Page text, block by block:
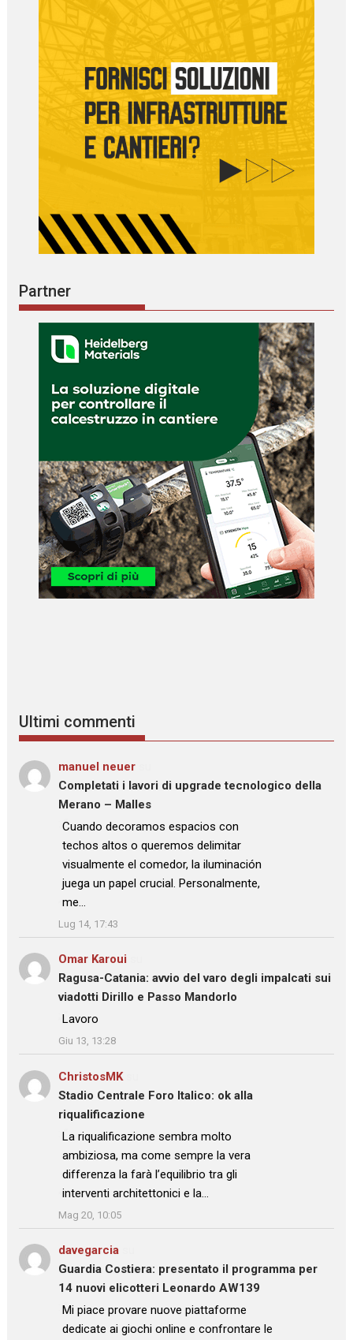
Partner
Ultimi commenti
manuel neuer
Completati i lavori di upgrade tecnologico della
Merano – Malles
: “
Cuando decoramos espacios con
techos altos o queremos delimitar
visualmente el comedor, la iluminación
juega un papel crucial. Personalmente,
me…
”
Lug 14, 17:43
Omar Karoui
Ragusa-Catania: avvio del varo degli impalcati sui
viadotti Dirillo e Passo Mandorlo
: “Lavoro
”
Giu 13, 13:28
ChristosMKsu
Stadio Centrale Foro Italico: ok alla
riqualificazione
: “La riqualificazione sembra molto
ambiziosa, ma come sempre la vera
differenza la farà l’equilibrio tra gli
interventi architettonici e la…
”
Mag 20, 10:05
davegarcia
Guardia Costiera: presentato il programma per
14 nuovi elicotteri Leonardo AW139
: “
Mi piace provare nuove piattaforme
dedicate ai giochi online e confrontare le